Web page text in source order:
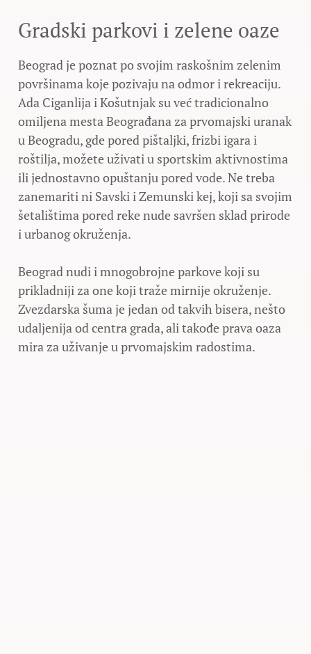
Gradski parkovi i zelene oaze
Beograd je poznat po svojim raskošnim zelenim
površinama koje pozivaju na odmor i rekreaciju.
Ada Ciganlija i Košutnjak su već tradicionalno
omiljena mesta Beograđana za prvomajski uranak
u Beogradu, gde pored pištaljki, frizbi igara i
roštilja, možete uživati u sportskim aktivnostima
ili jednostavno opuštanju pored vode. Ne treba
zanemariti ni Savski i Zemunski kej, koji sa svojim
šetalištima pored reke nude savršen sklad prirode
i urbanog okruženja.
Beograd nudi i mnogobrojne parkove koji su
prikladniji za one koji traže mirnije okruženje.
Zvezdarska šuma je jedan od takvih bisera, nešto
udaljenija od centra grada, ali takođe prava oaza
mira za uživanje u prvomajskim radostima.